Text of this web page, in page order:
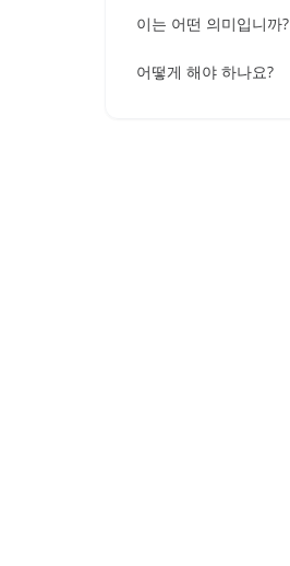
이는 어떤 의미입니까?
어떻게 해야 하나요?